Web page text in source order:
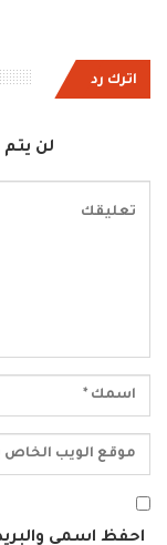
اترك رد
لن يتم
احفظ اسمي